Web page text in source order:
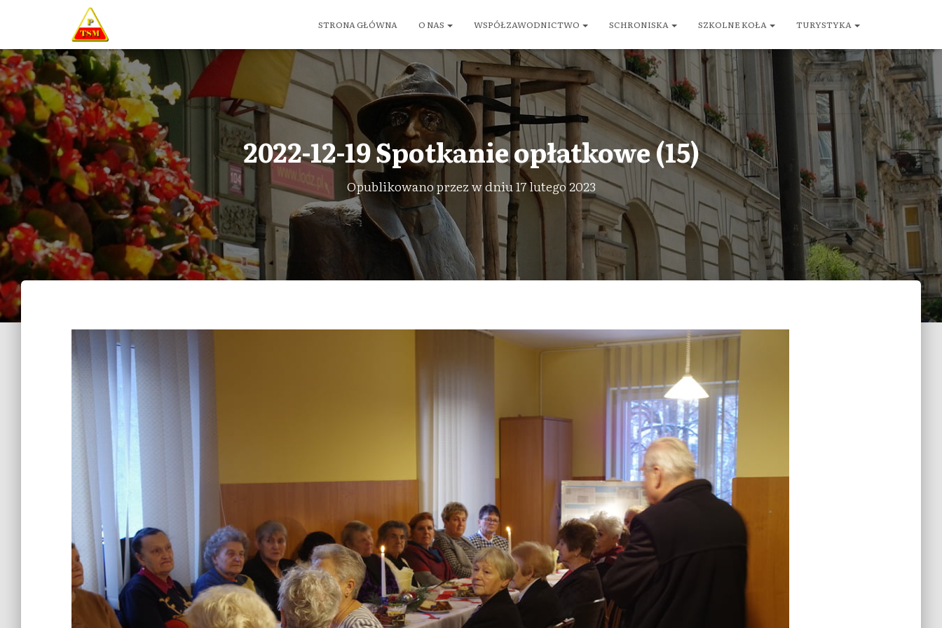
STRONA GŁÓWNA O NAS WSPÓŁZAWODNICTWO SCHRONISKA SZKOLNE KOŁA TURYSTYKA
2022-12-19 Spotkanie opłatkowe (15)
Opublikowano przezw dniu17 lutego 2023